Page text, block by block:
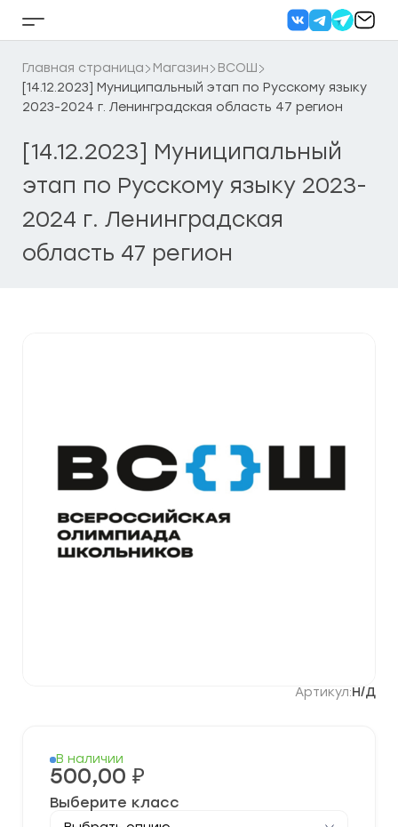
Кнопка
бокового
меню
Главная страница Магазин
ВСОШ
[14.12.2023] Муниципальный этап по Русскому языку
2023-2024 г. Ленинградская область 47 регион
[14.12.2023] Муниципальный
этап по Русскому языку 2023-
2024 г. Ленинградская
область 47 регион
Артикул:Н/Д
В наличии
500,00 ₽
Выберите класс